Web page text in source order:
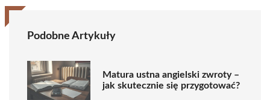
Podobne Artykuły
Matura ustna angielski zwroty –
jak skutecznie się przygotować?